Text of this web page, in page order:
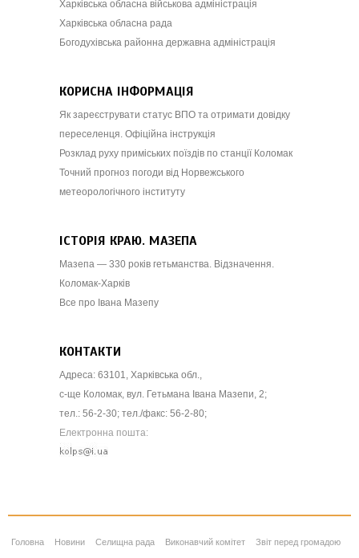
Харківська обласна військова адміністрація
Харківська обласна рада
Богодухівська районна державна адміністрація
КОРИСНА ІНФОРМАЦІЯ
Як зареєструвати статус ВПО та отримати довідку
переселенця. Офіційна інструкція
Розклад руху приміських поїздів по станції Коломак
Точний прогноз погоди від Норвежського
метеорологічного інституту
ІСТОРІЯ КРАЮ. МАЗЕПА
Мазепа — 330 років гетьманства. Відзначення.
Коломак-Харків
Все про Івана Мазепу
КОНТАКТИ
Адреса: 63101, Харківська обл.,
с-ще Коломак, вул. Гетьмана Івана Мазепи, 2;
тел.: 56-2-30; тел./факс: 56-2-80;
Електронна пошта:
Головна Новини Селищна рада Виконавчий комітет Звіт перед громадою